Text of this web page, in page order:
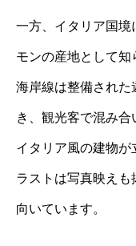
一方、イタリア国境
モンの産地として知
海岸線は整備された
き、観光客で混み合
イタリア風の建物が
ラストは写真映えも
向いています。